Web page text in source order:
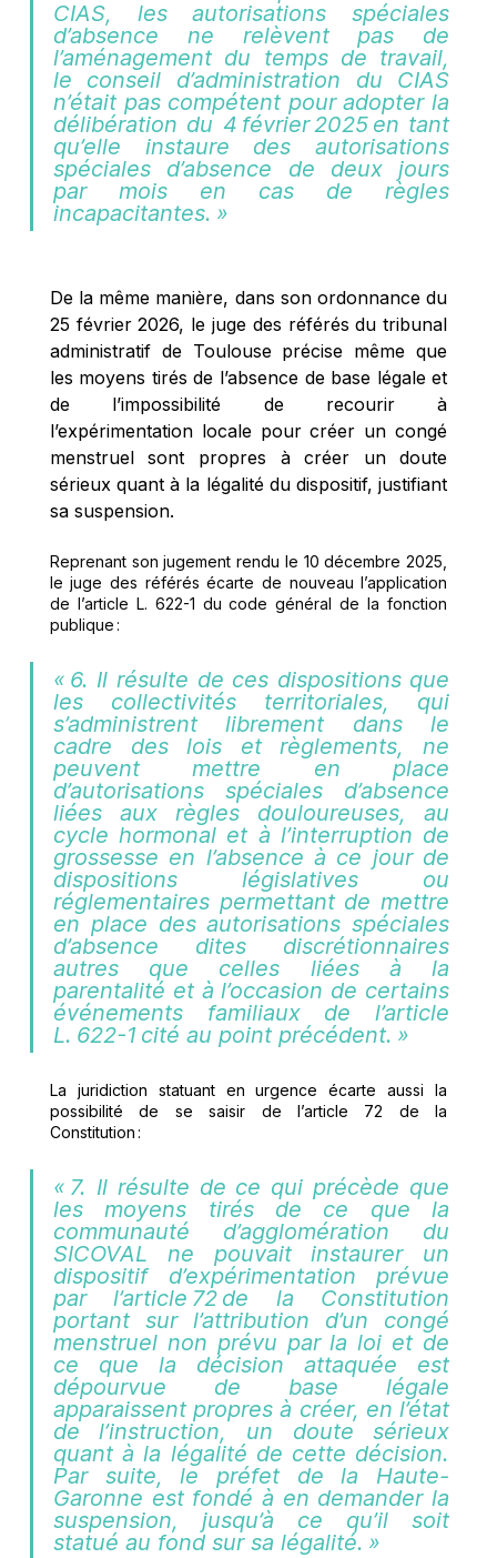
CIAS, les autorisations spéciales
d’absence ne relèvent pas de
l’aménagement du temps de travail,
le conseil d’administration du CIAS
n’était pas compétent pour adopter la
délibération du 4 février 2025 en tant
qu’elle instaure des autorisations
spéciales d’absence de deux jours
par mois en cas de règles
incapacitantes. »
De la même manière, dans son ordonnance du
25 février 2026, le juge des référés du tribunal
administratif de Toulouse précise même que
les moyens tirés de l’absence de base légale et
de l’impossibilité de recourir à
l’expérimentation locale pour créer un congé
menstruel sont propres à créer un doute
sérieux quant à la légalité du dispositif, justifiant
sa suspension.
Reprenant son jugement rendu le 10 décembre 2025,
le juge des référés écarte de nouveau l’application
de l’article L. 622-1 du code général de la fonction
publique :
« 6. Il résulte de ces dispositions que
les collectivités territoriales, qui
s’administrent librement dans le
cadre des lois et règlements, ne
peuvent mettre en place
d’autorisations spéciales d’absence
liées aux règles douloureuses, au
cycle hormonal et à l’interruption de
grossesse en l’absence à ce jour de
dispositions législatives ou
réglementaires permettant de mettre
en place des autorisations spéciales
d’absence dites discrétionnaires
autres que celles liées à la
parentalité et à l’occasion de certains
événements familiaux de l’article
L. 622-1 cité au point précédent. »
La juridiction statuant en urgence écarte aussi la
possibilité de se saisir de l’article 72 de la
Constitution :
« 7. Il résulte de ce qui précède que
les moyens tirés de ce que la
communauté d’agglomération du
SICOVAL ne pouvait instaurer un
dispositif d’expérimentation prévue
par l’article 72 de la Constitution
portant sur l’attribution d’un congé
menstruel non prévu par la loi et de
ce que la décision attaquée est
dépourvue de base légale
apparaissent propres à créer, en l’état
de l’instruction, un doute sérieux
quant à la légalité de cette décision.
Par suite, le préfet de la Haute-
Garonne est fondé à en demander la
suspension, jusqu’à ce qu’il soit
statué au fond sur sa légalité. »